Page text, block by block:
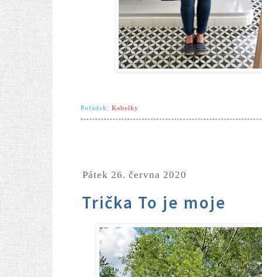
Pořádek: Kabelky
pátek 26. června 2020
Trička To je moje